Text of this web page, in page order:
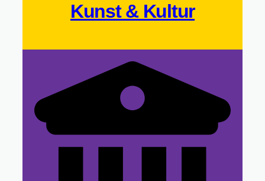
Kunst & Kultur